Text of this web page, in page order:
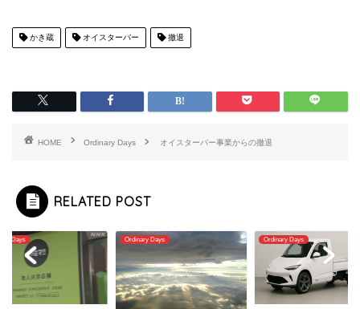
かき蔵 オイスターバー 撤退
HOME Ordinary Days オイスターバー事業からの撤退
RELATED POST
Days Ordinary Days Ordinary Days